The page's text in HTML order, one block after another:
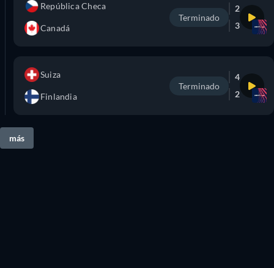
República Checa
Canadá
Terminado
2
3
Suiza
Finlandia
Terminado
4
2
más